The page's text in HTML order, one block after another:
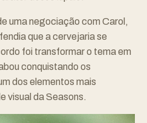
uma negociação com Carol,
que a cervejaria se
foi transformar o tema em
conquistando os
dos elementos mais
visual da Seasons.